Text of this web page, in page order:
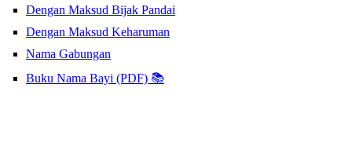
Dengan Maksud Bijak Pandai
Dengan Maksud Keharuman
Nama Gabungan
Buku Nama Bayi (PDF) 📚